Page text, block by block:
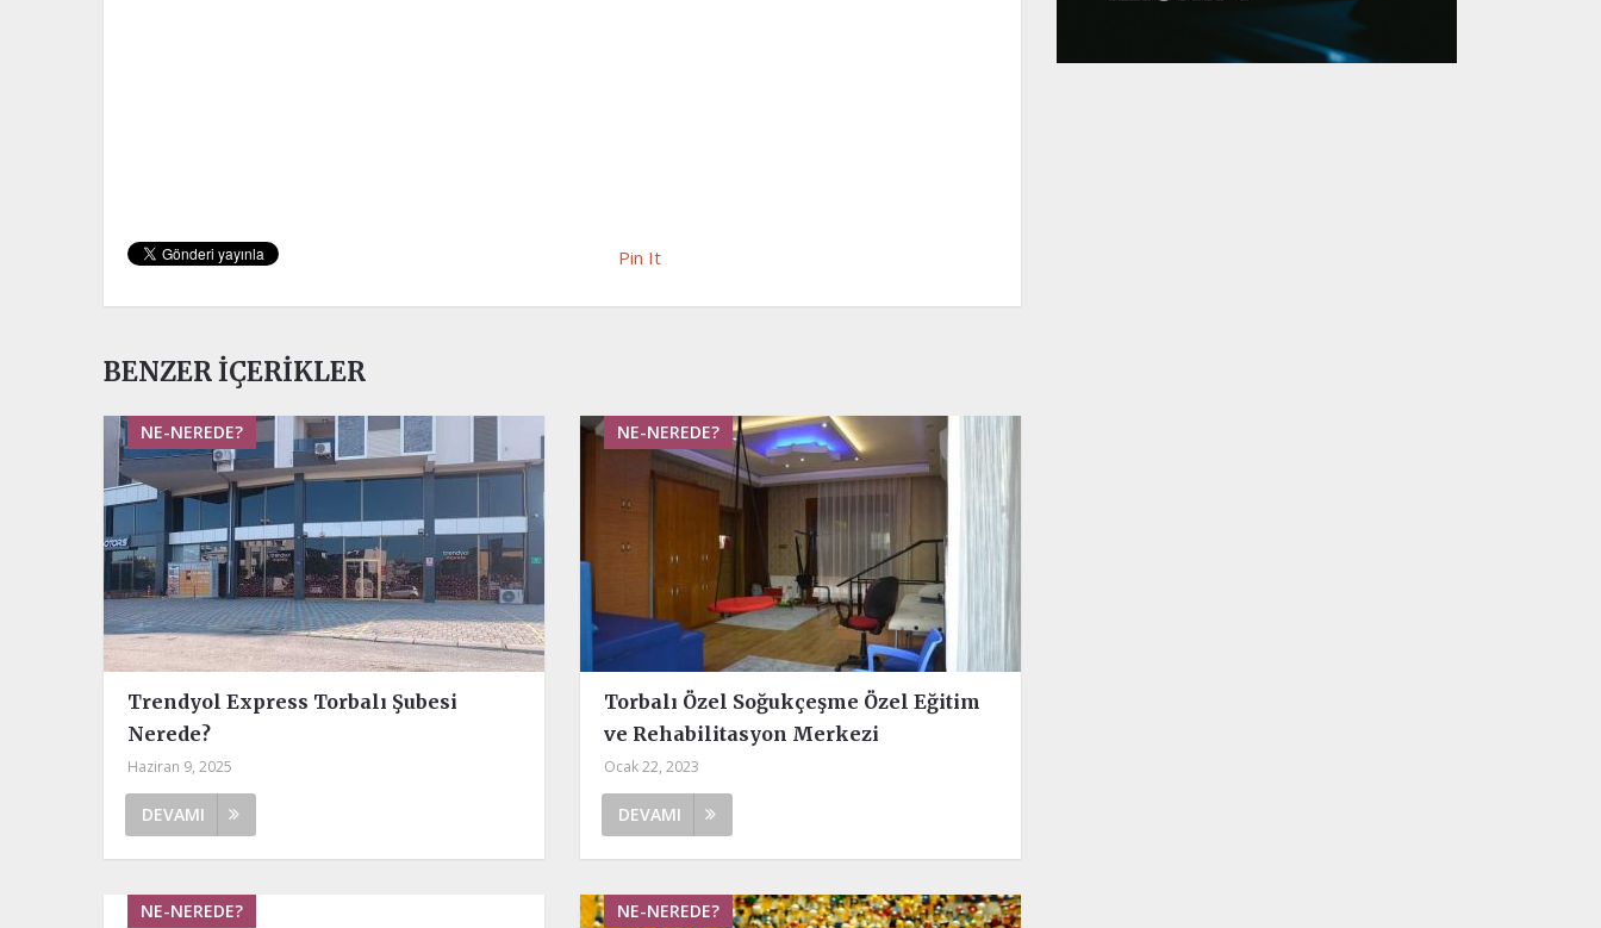
Pin It
BENZER İÇERIKLER
NE-NEREDE?
Trendyol Express Torbalı Şubesi
Nerede?
Haziran 9, 2025
DEVAMI
NE-NEREDE?
Torbalı Özel Soğukçeşme Özel Eğitim
ve Rehabilitasyon Merkezi
Ocak 22, 2023
DEVAMI
NE-NEREDE? NE-NEREDE?